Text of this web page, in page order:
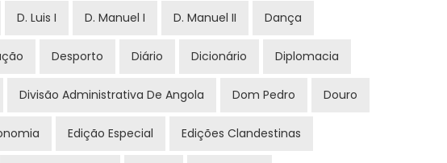
D. Luis I D. Manuel I D. Manuel II Dança
Desporto Diário Dicionário Diplomacia
Divisão Administrativa De Angola Dom Pedro Douro
Edição Especial Edições Clandestinas